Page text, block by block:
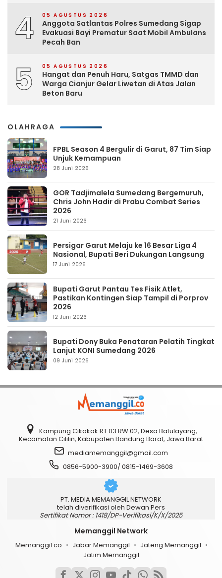
4 05 AGUSTUS 2026
Anggota Satlantas Polres Sumedang Sigap
Evakuasi Bayi Prematur Saat Mobil Ambulans
Pecah Ban
5 05 AGUSTUS 2026
Hangat dan Penuh Haru, Satgas TMMD dan
Warga Cianjur Gelar Liwetan di Atas Jalan
Beton Baru
OLAHRAGA
FPBL Season 4 Bergulir di Garut, 87 Tim Siap
Unjuk Kemampuan
28 Juni 2026
GOR Tadjimalela Sumedang Bergemuruh,
Chris John Hadir di Prabu Combat Series
2026
21 Juni 2026
Persigar Garut Melaju ke 16 Besar Liga 4
Nasional, Bupati Beri Dukungan Langsung
17 Juni 2026
Bupati Garut Pantau Tes Fisik Atlet,
Pastikan Kontingen Siap Tampil di Porprov
2026
12 Juni 2026
Bupati Dony Buka Penataran Pelatih Tingkat
Lanjut KONI Sumedang 2026
09 Juni 2026
Kampung Cikakak RT 03 RW 02, Desa Batulayang,
Kecamatan Cililin, Kabupaten Bandung Barat, Jawa Barat
mediamemanggil@gmail.com
0856-5900-3900/ 0815-1469-3608
PT. MEDIA MEMANGGIL NETWORK
telah diverifikasi oleh Dewan Pers
Sertifikat Nomor : 1418/DP-Verifikasi/K/X/2025
Memanggil Network
Memanggil.co Jabar Memanggil
Jateng Memanggil
Jatim Memanggil